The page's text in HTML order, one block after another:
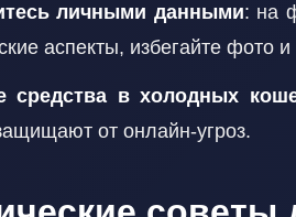
личными данными: на
аспекты, избегайте фото
средства в холодных
от онлайн-угроз.